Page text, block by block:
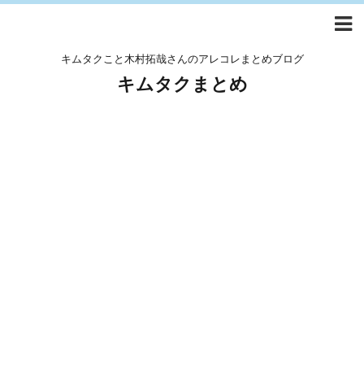
キムタクこと木村拓哉さんのアレコレまとめブログ
キムタクまとめ